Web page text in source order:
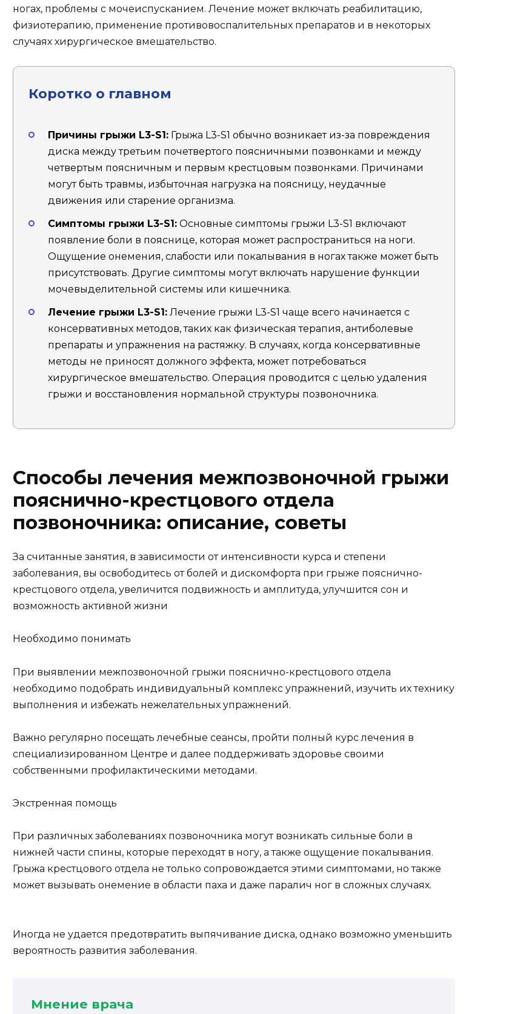
ногах, проблемы с мочеиспусканием. Лечение может включать реабилитацию,
физиотерапию, применение противовоспалительных препаратов и в некоторых
случаях хирургическое вмешательство.
Коротко о главном
Причины грыжи L3-S1: Грыжа L3-S1 обычно возникает из-за повреждения
диска между третьим почетвертого поясничными позвонками и между
четвертым поясничным и первым крестцовым позвонками. Причинами
могут быть травмы, избыточная нагрузка на поясницу, неудачные
движения или старение организма.
Симптомы грыжи L3-S1: Основные симптомы грыжи L3-S1 включают
появление боли в пояснице, которая может распространиться на ноги.
Ощущение онемения, слабости или покалывания в ногах также может быть
присутствовать. Другие симптомы могут включать нарушение функции
мочевыделительной системы или кишечника.
Лечение грыжи L3-S1: Лечение грыжи L3-S1 чаще всего начинается с
консервативных методов, таких как физическая терапия, антиболевые
препараты и упражнения на растяжку. В случаях, когда консервативные
методы не приносят должного эффекта, может потребоваться
хирургическое вмешательство. Операция проводится с целью удаления
грыжи и восстановления нормальной структуры позвоночника.
Способы лечения межпозвоночной грыжи
пояснично-крестцового отдела
позвоночника: описание, советы
За считанные занятия, в зависимости от интенсивности курса и степени
заболевания, вы освободитесь от болей и дискомфорта при грыже пояснично-
крестцового отдела, увеличится подвижность и амплитуда, улучшится сон и
возможность активной жизни
Необходимо понимать
При выявлении межпозвоночной грыжи пояснично-крестцового отдела
необходимо подобрать индивидуальный комплекс упражнений, изучить их технику
выполнения и избежать нежелательных упражнений.
Важно регулярно посещать лечебные сеансы, пройти полный курс лечения в
специализированном Центре и далее поддерживать здоровье своими
собственными профилактическими методами.
Экстренная помощь
При различных заболеваниях позвоночника могут возникать сильные боли в
нижней части спины, которые переходят в ногу, а также ощущение покалывания.
Грыжа крестцового отдела не только сопровождается этими симптомами, но также
может вызывать онемение в области паха и даже паралич ног в сложных случаях.
Иногда не удается предотвратить выпячивание диска, однако возможно уменьшить
вероятность развития заболевания.
Мнение врача